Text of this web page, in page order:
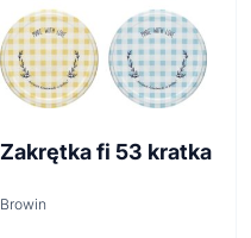
Zakrętka fi 53 kratka
Browin